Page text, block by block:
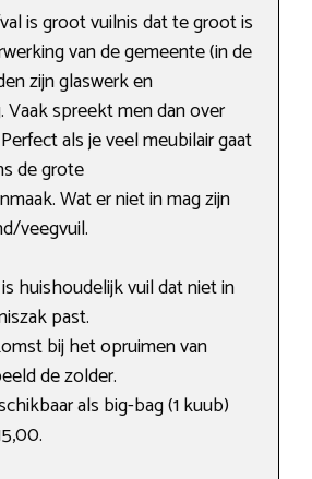
is groot vuilnis dat te groot is
van de gemeente (in de
zijn glaswerk en
spreekt men dan over
als je veel meubilair gaat
de grote
Wat er niet in mag zijn
veegvuil.
huishoudelijk vuil dat niet in
past.
bij het opruimen van
de zolder.
als big-bag (1 kuub)